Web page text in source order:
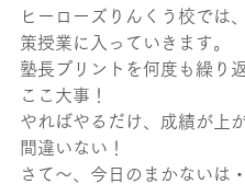
ヒーローズりんくう校では
策授業に入っていきます。
塾長プリントを何度も繰り
ここ大事！
やればやるだけ、成績が上
間違いない！
さて～、今日のまかないは